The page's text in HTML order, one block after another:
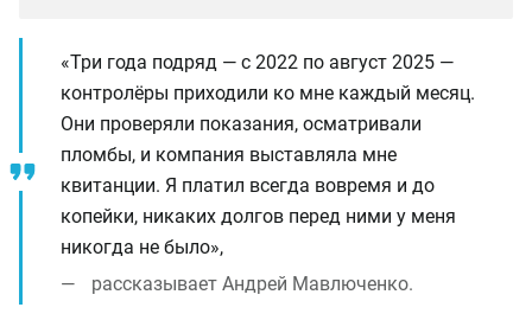
«Три года подряд — с 2022 по август 2025 —
контролёры приходили ко мне каждый месяц.
Они проверяли показания, осматривали
пломбы, и компания выставляла мне
квитанции. Я платил всегда вовремя и до
копейки, никаких долгов перед ними у меня
никогда не было»,
рассказывает Андрей Мавлюченко.